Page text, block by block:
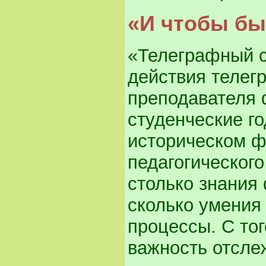
«И чтобы
«Телеграфный
действия
студенческие
историческом
столько
сколько
процессы. С
важность